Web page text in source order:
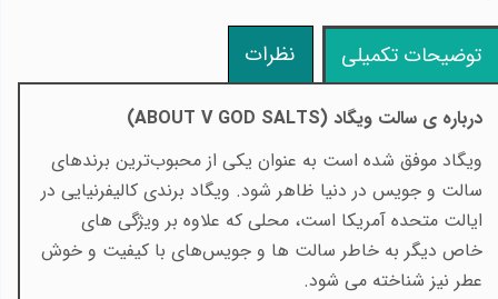
توضیحات تکمیلی نظرات
درباره ی سالت ویگاد (ABOUT V GOD SALTS
)
ویگاد موفق شده است به عنوان یکی از محبوب‌ترین برندهای
سالت و جویس در دنیا ظاهر شود. ویگاد برندی کالیفرنیایی در
ایالت متحده آمریکا است، محلی که علاوه بر ویژگی های
خاص دیگر به‌ خاطر سالت ها و جویس‌های با کیفیت و خوش
عطر نیز شناخته می شود.